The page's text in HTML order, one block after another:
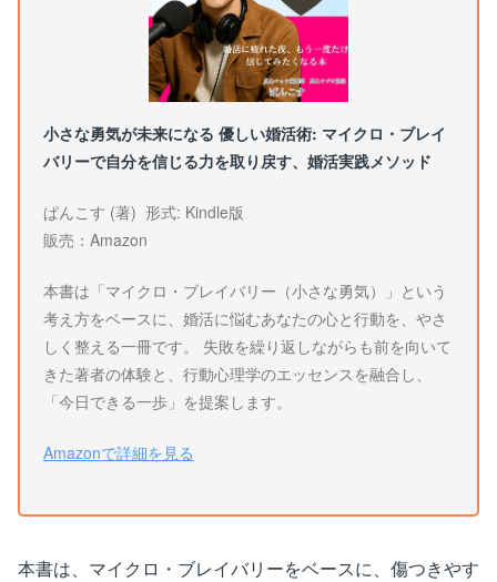
小さな勇気が未来になる 優しい婚活術: マイクロ・ブレイ
バリーで自分を信じる力を取り戻す、婚活実践メソッド
ぱんこす (著) 形式: Kindle版
販売：Amazon
本書は「マイクロ・ブレイバリー（小さな勇気）」という
考え方をベースに、婚活に悩むあなたの心と行動を、やさ
しく整える一冊です。 失敗を繰り返しながらも前を向いて
きた著者の体験と、行動心理学のエッセンスを融合し、
「今日できる一歩」を提案します。
Amazonで詳細を見る
本書は、マイクロ・ブレイバリーをベースに、傷つきやす